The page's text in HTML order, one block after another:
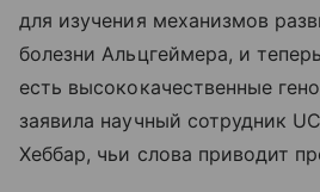
для изучения механизмов
болезни Альцгеймера, и
есть высококачественные
заявила научный сотрудник
Хеббар, чьи слова приводит